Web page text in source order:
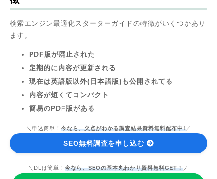
検索エンジン最適化スターターガイドの特徴がいくつかあり
ます。
PDF版が廃止された
定期的に内容が更新される
現在は英語版以外(日本語版)も公開されてる
内容が短くてコンパクト
簡易のPDF版がある
＼申込簡単！ 今なら、欠点がわかる調査結果資料無料配布中!／
SEO無料調査を申し込む
＼DLは簡単！ 今なら、SEOの基本丸わかり資料無料GET！ ／